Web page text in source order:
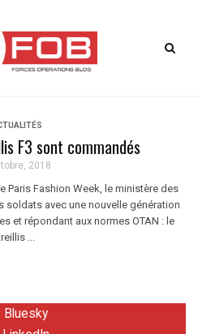
F3 sont commandés
2018
Paris Fashion Week, le ministère des
soldats avec une nouvelle génération
et répondant aux normes OTAN : le
...
Bluesky